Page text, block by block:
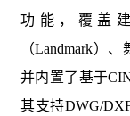
功能，覆盖
（Landmark）
并内置了基于
其支持DWG/